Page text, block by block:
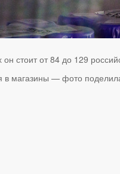
он стоит от 84 до 129
в магазины — фото